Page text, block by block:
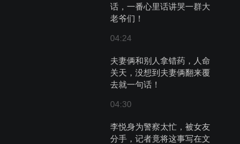
话，一番心里话讲哭一群大
老爷们！
04:24
夫妻俩和别人拿错药，人命
关天，没想到夫妻俩翻来覆
去就一句话！
04:30
李悦身为警察太忙，被女友
分手，记者竟将这事写在文